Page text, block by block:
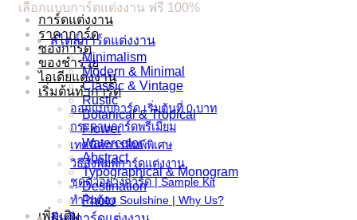
การ์ดแต่งงาน
ราคาการ์ด
ซองการ์ด
ของชำร่วย
ไอเดียแต่งงาน
เริ่มต้นทำการ์ด
ออกแบบการ์ด เริ่มต้นที่ 0 บาท
กระดาษการ์ดพรีเมี่ยม
เทคนิคการพิมพ์พิเศษ
วิธีสั่งพิมพ์การ์ดแต่งงาน
ชุดตัวอย่างการ์ด | Sample Kit
ทำไมต้อง Soulshine | Why Us?
เพิ่มเติม
เลือกแบบการ์ดแต่งงาน ฟรี 100%
สไตล์การ์ดแต่งงาน
Minimalism
Modern & Minimal
Classic & Vintage
Rustic
Botanical & Tropical
Flower
Watercolor
Abstract
Typographical & Monogram
Destination
Photo